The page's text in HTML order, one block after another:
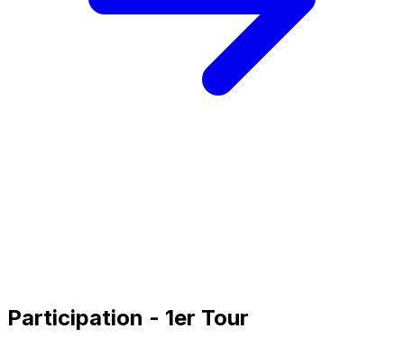
Participation - 1er Tour